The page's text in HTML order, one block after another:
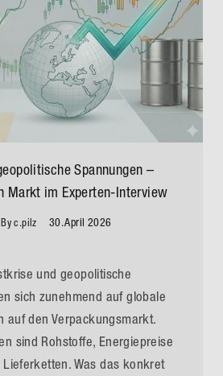
Spannungen –
Markt im Experten-Interview
Byc.pilz 30. April 2026
und geopolitische
sich zunehmend auf globale
auf den Verpackungsmarkt.
sind Rohstoffe, Energiepreise
Was das konkret